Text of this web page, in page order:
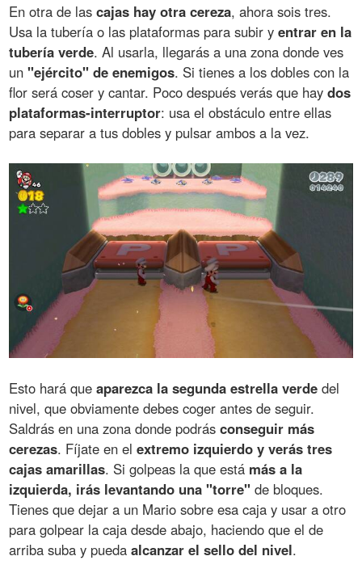
En otra de lascajas hay otra cereza, ahora sois tres.
Usa la tubería o las plataformas para subir yentrar en la
tubería verde. Al usarla, llegarás a una zona donde ves
un"ejército" de enemigos. Si tienes a los dobles con la
flor será coser y cantar. Poco después verás que haydos
plataformas-interruptor: usa el obstáculo entre ellas
para separar a tus dobles y pulsar ambos a la vez.
Esto hará queaparezca la segunda estrella verde del
nivel, que obviamente debes coger antes de seguir.
Saldrás en una zona donde podrásconseguir más
cerezas. Fíjate en elextremo izquierdo y verás tres
cajas amarillas. Si golpeas la que está más a la
izquierda, irás levantando una "torre" de bloques.
Tienes que dejar a un Mario sobre esa caja y usar a otro
para golpear la caja desde abajo, haciendo que el de
arriba suba y puedaalcanzar el sello del nivel.